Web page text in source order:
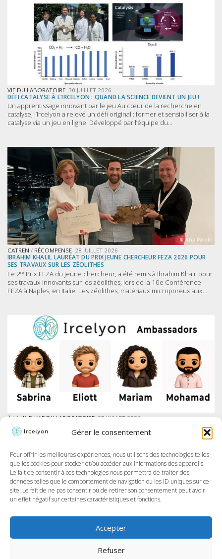
Gérer le consentement
Pour offrir les meilleures expériences, nous utilisons des technologies telles
que les cookies pour stocker et/ou accéder aux informations des appareils.
Le fait de consentir à ces technologies nous permettra de traiter des
données telles que le comportement de navigation ou les ID uniques sur ce
site. Le fait de ne pas consentir ou de retirer son consentement peut avoir
un effet négatif sur certaines caractéristiques et fonctions.
Accepter
Refuser
VIE DU LABORATOIRE 30 JUILLET 2026
DÉFI CATALYSE À L’IRCELYON : QUAND LA SCIENCE DEVIENT UN JEU !
Un apprentissage innovant par le jeu Au cœur de la recherche en
catalyse, l’Ircelyon a relevé un défi original : former et sensibiliser à la
catalyse via un jeu en ligne. Développé par l’équipe du...
CATREN / RÉCOMPENSE 28 JUILLET 2026
IBRAHIM KHALIL LAURÉAT DU PRIX JEUNE CHERCHEUR FEZA 2026 POUR
SES TRAVAUX SUR LES ZÉOLITHES
Le 2ⁿᵈ Prix FEZA du jeune chercheur, a été remis à Ibrahim Khalil pour
ses travaux innovants sur les zéolithes, lors de la 10e Conférence
FEZA à Naples, en Italie. Les zéolithes, matériaux microporeux aux...
À LA UNE /VIE DU LABORATOIRE 27 JUILLET 2026
IRCELYON LANCE SON PROGRAMME DES AMBASSADEURS SUR LINKEDIN
À Ircelyon, nous formons les chercheur·e·s de demain, et aujourd’hui,
nous allons encore plus loin en donnant la parole à nos doctorant·e·s
à travers un tout nouveau programme : les Ambassadeurs et
Ambassadrices d’Ircelyon !...